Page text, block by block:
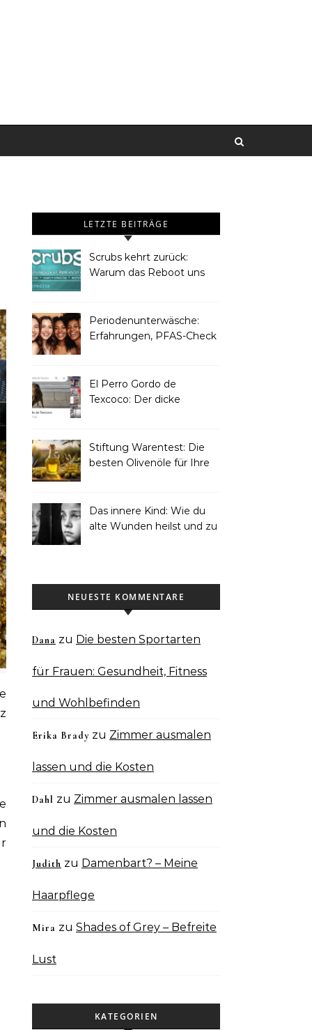
LETZTE BEITRÄGE
Scrubs kehrt zurück:
Warum das Reboot uns
Periodenunterwäsche:
Erfahrungen, PFAS-Check
El Perro Gordo de
Texcoco: Der dicke
Stiftung Warentest: Die
besten Olivenöle für Ihre
Das innere Kind: Wie du
alte Wunden heilst und zu
NEUESTE KOMMENTARE
Dana zu Die besten Sportarten
für Frauen: Gesundheit, Fitness
und Wohlbefinden
Erika Brady zu Zimmer ausmalen
lassen und die Kosten
Dahl zu Zimmer ausmalen lassen
und die Kosten
Judith zu Damenbart? – Meine
Haarpflege
Mira zu Shades of Grey – Befreite
Lust
KATEGORIEN